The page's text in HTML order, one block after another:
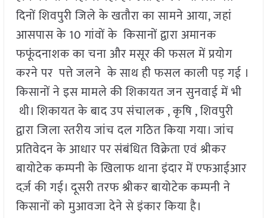
दिनों शिवपुरी जिले के खतौरा का सामने आया, जहां
आसपास के 10 गांवों के किसानों द्वारा अमानक
फफूंदनाशक का चना और मसूर की फसल में प्रयोग
करने पर पत्ते जलने के साथ ही फसल काली पड़ गई ।
किसानों ने इस मामले की शिकायत जन सुनवाई में भी
थी। शिकायत के बाद उप संचालक , कृषि , शिवपुरी
द्वारा जिला स्तरीय जांच दल गठित किया गया। जांच
प्रतिवेदन के आधार पर संबंधित विक्रेता एवं श्रीकर
बायोटेक कम्पनी के खिलाफ थाना इंदार में एफआईआर
दर्ज़ की गई। दूसरी तरफ श्रीकर बायोटेक कम्पनी ने
किसानों को मुआवजा देने से इंकार किया है।